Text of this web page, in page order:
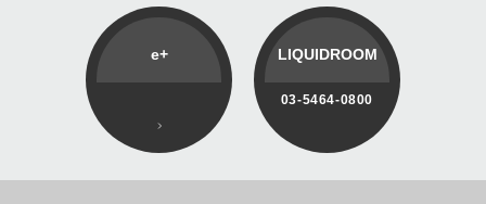
e+ LIQUIDROOM
03-5464-0800